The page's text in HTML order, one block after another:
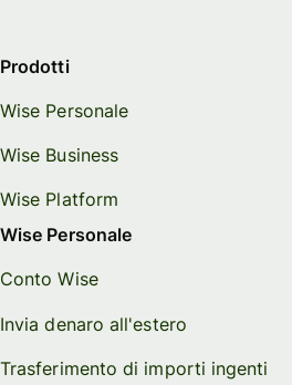
Prodotti
Wise Personale
Wise Business
Wise Platform
Wise Personale
Conto Wise
Invia denaro all'estero
Trasferimento di importi ingenti